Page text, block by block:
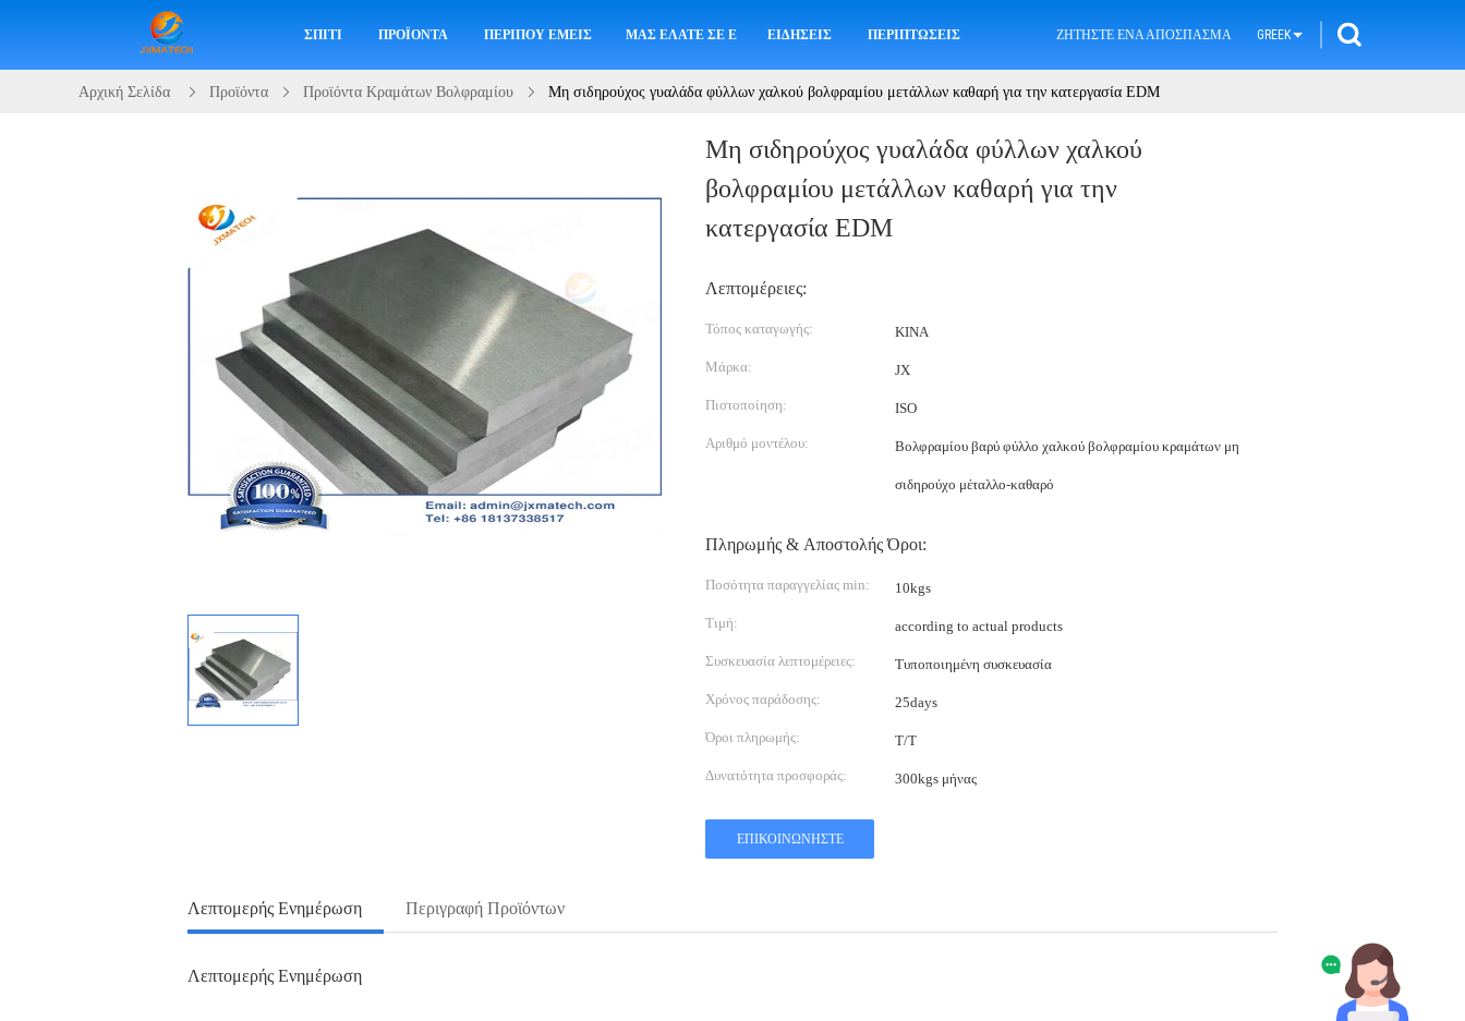
ΣΠΊΤΙ ΠΡΟΪΌΝΤΑ ΠΕΡΊΠΟΥ ΕΜΕΊΣ ΜΑΣ ΕΛΆΤΕ ΣΕ ΕΠΑΦΉ ΜΕΕΙΔΉΣΕΙΣ ΠΕΡΙΠΤΏΣΕΙΣ ΖΗΤΉΣΤΕ ΈΝΑ ΑΠΌΣΠΑΣΜΑ GREEK
Αρχική Σελίδα Προϊόντα Προϊόντα Κραμάτων Βολφραμίου Μη σιδηρούχος γυαλάδα φύλλων χαλκού βολφραμίου μετάλλων καθαρή για την κατεργασία EDM
Μη σιδηρούχος γυαλάδα φύλλων χαλκού
βολφραμίου μετάλλων καθαρή για την
κατεργασία EDM
Λεπτομέρειες:
Τόπος καταγωγής: ΚΙΝΑ
Μάρκα: JX
Πιστοποίηση: ISO
Αριθμό μοντέλου: Βολφραμίου βαρύ φύλλο χαλκού βολφραμίου κραμάτων μη
σιδηρούχο μέταλλο-καθαρό
Πληρωμής & Αποστολής Όροι:
Ποσότητα παραγγελίας min: 10kgs
Τιμή: according to actual products
Συσκευασία λεπτομέρειες: Τυποποιημένη συσκευασία
Χρόνος παράδοσης: 25days
Όροι πληρωμής: T/T
Δυνατότητα προσφοράς: 300kgs μήνας
ΕΠΙΚΟΙΝΩΝΉΣΤΕ
Λεπτομερής Ενημέρωση Περιγραφή Προϊόντων
Λεπτομερής Ενημέρωση